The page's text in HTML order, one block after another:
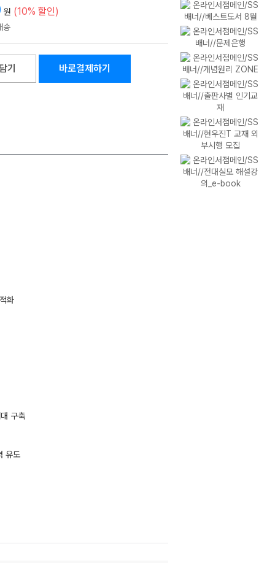
원 (10% 할인)
기 바로결제하기
화
구축
유도